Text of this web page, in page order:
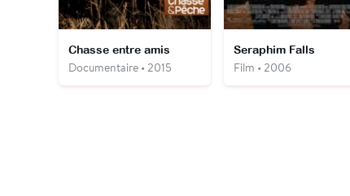
Chasse entre amis
Documentaire • 2015
Seraphim Falls
Film • 2006